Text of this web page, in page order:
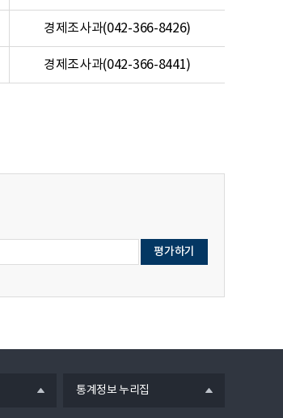
경제조사과(042-366-8426)
경제조사과(042-366-8441)
통계정보 누리집